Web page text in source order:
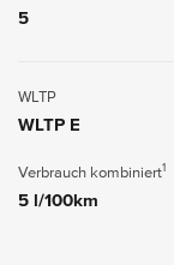
5
WLTP
WLTP E
Verbrauch kombiniert1
5 l/100km